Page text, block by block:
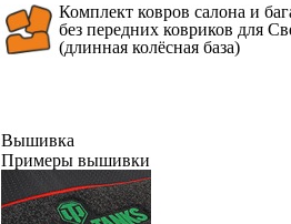
Комплект ковров салона и
без передних ковриков для
(длинная колёсная база)
Вышивка
Примеры вышивки